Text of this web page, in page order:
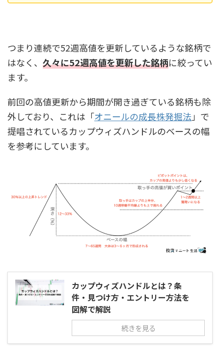
つまり連続で52週高値を更新しているような銘柄で
はなく、 久々に52週高値を更新した銘柄に絞ってい
ます。
前回の高値更新から期間が開き過ぎている銘柄も除
外しており、これは「オニールの成長株発掘法」で
提唱されているカップウィズハンドルのベースの幅
を参考にしています。
カップウィズハンドルとは？条
件・見つけ方・エントリー方法を
図解で解説
続きを見る